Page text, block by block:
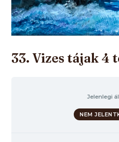
33. Vizes tájak 4
Jelenlegi
NEM